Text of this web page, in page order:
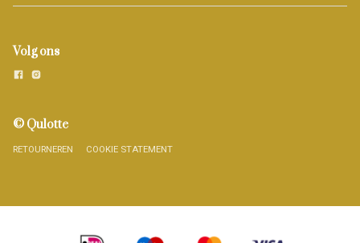
Volg ons
© Qulotte
RETOURNEREN COOKIE STATEMENT